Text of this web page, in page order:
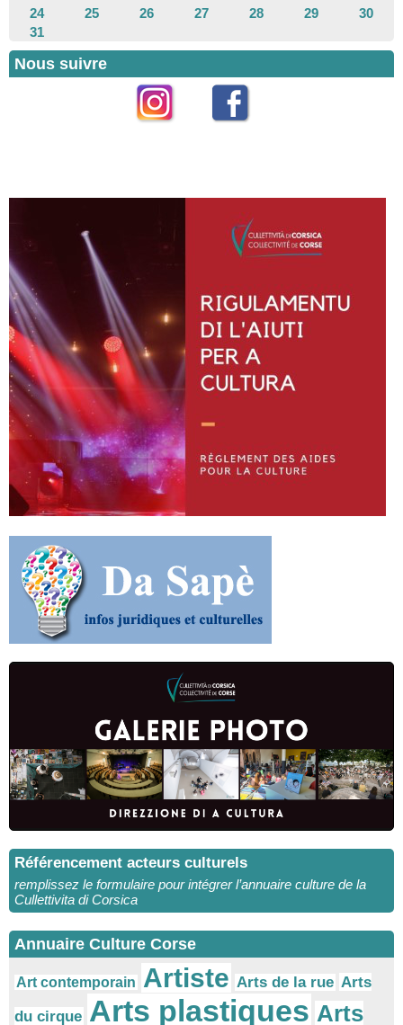
24
25 26 27 28 29
30
31
Nous suivre
Référencement acteurs culturels
remplissez le formulaire pour intégrer l’annuaire culture de la
Cullettivita di Corsica
Annuaire Culture Corse
Art contemporain Artiste Arts de la rue Arts
du cirque Arts plastiques Arts